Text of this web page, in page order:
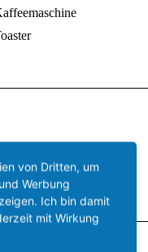
von Dritten, um
Werbung
Ich bin damit
mit Wirkung